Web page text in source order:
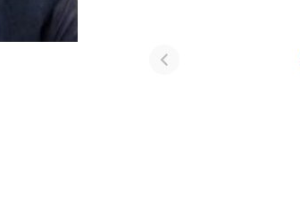
किसे कहते है? परिभाषा,